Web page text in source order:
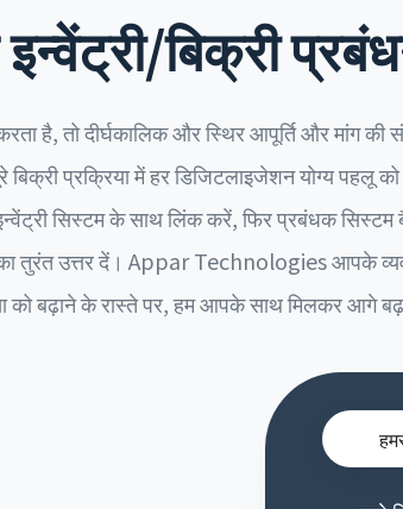
बिक्री
है, तो दीर्घकालिक और स्थिर आपूर्ति और मांग
प्रक्रिया में हर डिजिटलाइजेशन योग्य पहलू
सिस्टम के साथ लिंक करें, फिर प्रबंधक सिस्टम
का तुरंत उत्तर दें। Appar Technologies आपके
को बढ़ाने के रास्ते पर, हम आपके साथ मिलकर आगे